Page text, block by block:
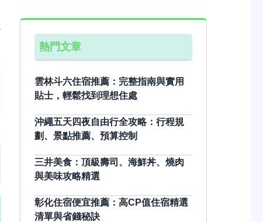
熱門文章
雲林斗六住宿推薦：完整指南與實用
貼士，輕鬆找到理想住處
沖繩五天四夜自由行全攻略：行程規
劃、景點推薦、預算控制
三井美食：頂級壽司、海鮮丼、燒肉
與美味攻略精選
彰化住宿便宜推薦：高CP值住宿精選
清單與省錢秘訣